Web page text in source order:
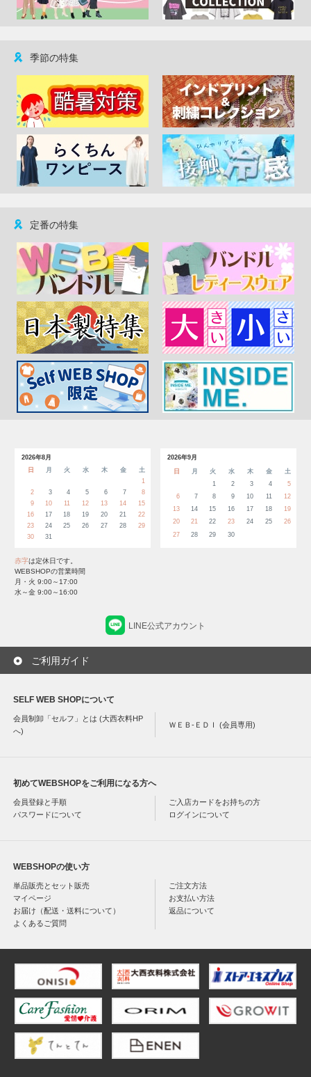
季節の特集
定番の特集
2026年8月
日
月 火 水 木 金
土
1
2
3 4 5 6 7
8
9
10 11 12 13 14
15
16
17 18 19 20 21
22
23
24 25 26 27 28
29
30
31
2026年9月
日
月 火 水 木 金
土
1
2 3 4
5
6
7 8 9 10 11
12
13
14 15 16 17 18
19
20
21 22 23 24 25
26
27
28 29 30
赤字は定休日です。
WEBSHOPの営業時間
月・火 9:00～17:00
水～金 9:00～16:00
LINE公式アカウント
ご利用ガイド
SELF WEB SHOPについて
会員制卸「セルフ」とは (大西衣料HP
へ)
ＷＥＢ-ＥＤＩ (会員専用)
初めてWEBSHOPをご利用になる方へ
会員登録と手順
ご入店カードをお持ちの方
パスワードについて
ログインについて
WEBSHOPの使い方
単品販売とセット販売
ご注文方法
マイページ
お支払い方法
お届け（配送・送料について）
返品について
よくあるご質問